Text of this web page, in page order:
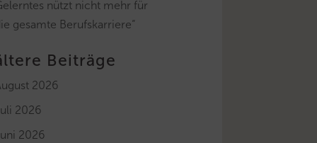
nützt nicht mehr für
gesamte Berufskarriere“
Beiträge
2026
2026
2026